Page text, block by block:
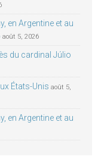
en Argentine et au
août 5, 2026
du cardinal Júlio
États-Unis août 5,
en Argentine et au